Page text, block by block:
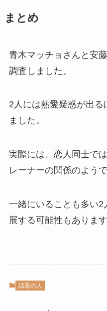
まとめ
青木マッチョさんと安
調査しました。
2人には熱愛疑惑が出る
ました。
実際には、恋人同士で
レーナーの関係のようで
一緒にいることも多い2
展する可能性もあります
話題の人